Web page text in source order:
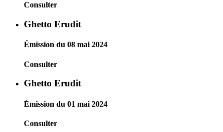
Consulter
Ghetto Erudit
Émission du 08 mai 2024
Consulter
Ghetto Erudit
Émission du 01 mai 2024
Consulter